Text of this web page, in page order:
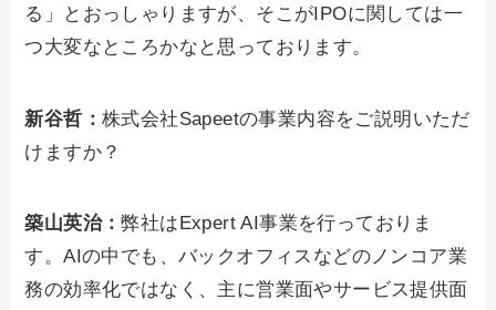
る」とおっしゃりますが、そこがIPOに関しては一
つ大変なところかなと思っております。
新谷哲：株式会社Sapeetの事業内容をご説明いただ
けますか？
築山英治：弊社はExpert AI事業を行っておりま
す。AIの中でも、バックオフィスなどのノンコア業
務の効率化ではなく、主に営業面やサービス提供面